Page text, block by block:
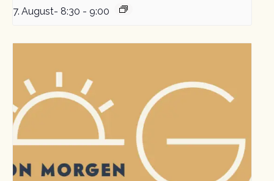
7. August- 8:30 - 9:00